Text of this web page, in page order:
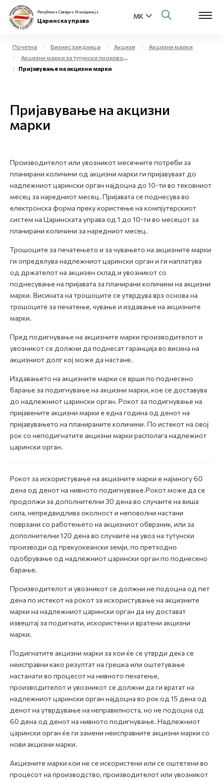
За нас
Бизнис заедница
Медиа центар
Контакт
Е-Весник
Република Северна Македонија
Царинска управа
Почетна Бизнис заедница Акцизи
Акцизни марки
Акцизни марки за тутунски производи
Пријавување на акцизни марки
Пријавување на акцизни
марки
Производителот или увозникот месечните потреби за
планирани количини од акцизни марки ги пријавуваат до
надлежниот царински орган најдоцна до 10-ти во тековниот
месец за наредниот месец. Пријавата се поднесува во
електронска форма преку користење на компјутерскиот
систем на Царинската управа од 1 до 10-ти во месецот за
планирани количини за наредниот месец.
Трошоците за печатењето и за чувањето на акцизните марки
ги определува надлежниот царински орган и ги наплатува
од држателот на акцизен склад и увозникот со
поднесување на пријавата за планирани количини на акцизни
марки. Висината на трошоците се утврдува врз основа на
трошоците за печатење, чување и издавање на акцизните
марки.
Пред подигнување на акцизните марки производителот и
увозникот се должни да поднесат гаранција во висина на
акцизниот долг кој може да настане.
Издавањето на акцизните марки се врши по поднесено
барање за подигнување на акцизни марки, кое се доставува
до надлежниот царински орган. Рокот за подигнување на
пријавените акцизни марки е една година од денот на
пријавувањето на планираните количини. По истекот на овој
рок со неподигнатите акцизни марки располага надлежиот
царински орган.
Рокот за искористување на акцизните марки е најмногу 60
дена од денот на нивното подигнување.Рокот може да се
продолжи за дополнителни 30 дена во случаите на виша
сила, непредвидлива околност и неповолни настани
поврзани со работењето на акцизниот обврзник, или за
дополнителни 120 дена во случаите на увоз на тутунски
производи од прекуокеански земји, по претходно
одобрување од надлежниот царински орган по поднесено
барање.
Производителот и увозникот се должни не подоцна од пет
дена по истекот на рокот за искористување на акцизните
марки на надлежниот царински орган да му достават
извештај за подигнати, искористени и вратени акцизни
марки.
Подигнатите акцизни марки за кои ќе се утврди дека се
неисправни како резултат на грешка или оштетување
настанати во процесот на нивното печатење,
производителот и увозникот се должни да ги вратат на
надлежниот царински орган најдоцна во рок од 15 дена од
денот на утврдување на неправилноста, но не подоцна од
60 дена од денот на нивното подигнување. Надлежниот
царински орган ќе ги замени неисправните акцизни марки со
нови акцизни марки.
Акцизните марки кои не се искористени или се оштетени во
процесот на производство, производителот или увозникот